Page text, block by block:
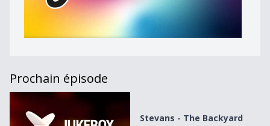
Prochain épisode
Stevans - The Backyard
Stevans - The Backyard